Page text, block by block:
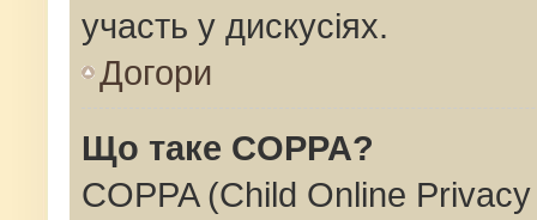
участь у дискусіях.
Догори
Що таке COPPA?
COPPA (Child Online